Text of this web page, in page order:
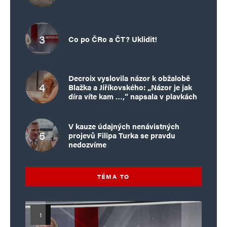
Co po ČRo a ČT? Uklidit!
Decroix vyslovila názor k obžalobě
Blažka a Jiříkovského: „Názor je jak
díra víte kam …,“ napsala v plavkách
V kauze údajných nenávistných
projevů Filipa Turka se pravdu
nedozvíme
TÉMA TO